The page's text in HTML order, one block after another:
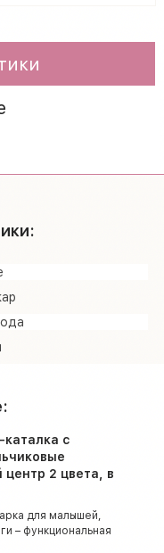
с
центр 2 цвета, в
для малышей,
– функциональная